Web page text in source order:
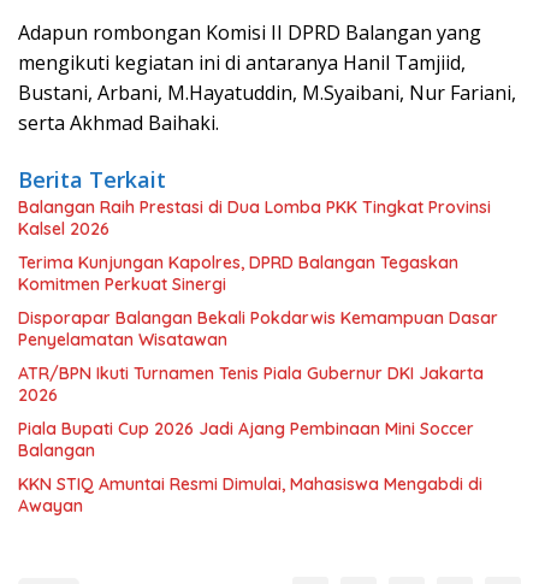
Adapun rombongan Komisi II DPRD Balangan yang
mengikuti kegiatan ini di antaranya Hanil Tamjiid,
Bustani, Arbani, M.Hayatuddin, M.Syaibani, Nur Fariani,
serta Akhmad Baihaki.
Berita Terkait
Balangan Raih Prestasi di Dua Lomba PKK Tingkat Provinsi
Kalsel 2026
Terima Kunjungan Kapolres, DPRD Balangan Tegaskan
Komitmen Perkuat Sinergi
Disporapar Balangan Bekali Pokdarwis Kemampuan Dasar
Penyelamatan Wisatawan
ATR/BPN Ikuti Turnamen Tenis Piala Gubernur DKI Jakarta
2026
Piala Bupati Cup 2026 Jadi Ajang Pembinaan Mini Soccer
Balangan
KKN STIQ Amuntai Resmi Dimulai, Mahasiswa Mengabdi di
Awayan